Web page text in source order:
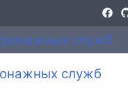
служб